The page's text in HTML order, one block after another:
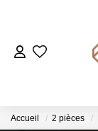
Accueil 2 pièces